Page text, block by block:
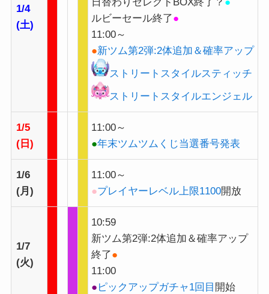
1/4
(土)
ルビーセール終了●
11:00～
●新ツム第2弾:2体追加＆確率アップ
ストリートスタイルスティッチ
ストリートスタイルエンジェル
1/5
(日)
11:00～
●年末ツムツムくじ当選番号発表
1/6
(月)
11:00～
●プレイヤーレベル上限1100開放
1/7
(火)
10:59
新ツム第2弾:2体追加＆確率アップ
終了●
11:00
● ピックアップガチャ1回目 開始